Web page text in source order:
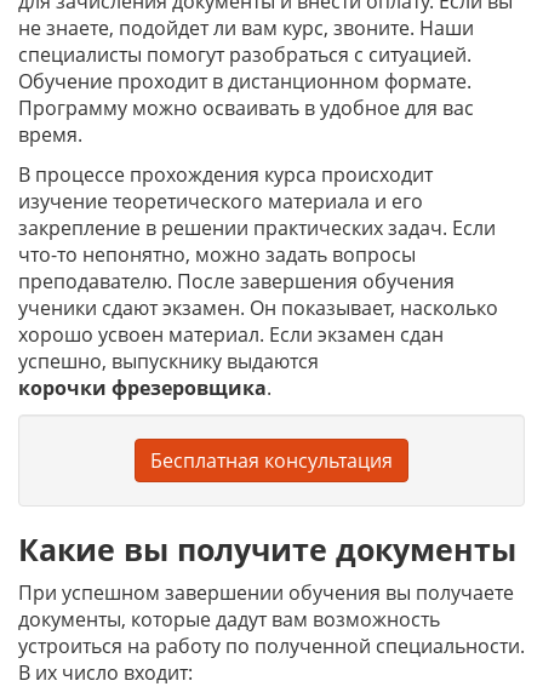
не знаете, подойдет ли вам курс, звоните. Наши
специалисты помогут разобраться с ситуацией.
Обучение проходит в дистанционном формате.
Программу можно осваивать в удобное для вас
время.
В процессе прохождения курса происходит
изучение теоретического материала и его
закрепление в решении практических задач. Если
что-то непонятно, можно задать вопросы
преподавателю. После завершения обучения
ученики сдают экзамен. Он показывает, насколько
хорошо усвоен материал. Если экзамен сдан
успешно, выпускнику выдаются
корочки фрезеровщика.
Бесплатная консультация
Какие вы получите документы
При успешном завершении обучения вы получаете
документы, которые дадут вам возможность
устроиться на работу по полученной специальности.
В их число входит: